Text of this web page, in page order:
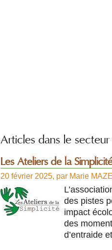
Articles dans le secteur
Les Ateliers de la
20 février 2025, par Marie
des pistes
impact
des
d’entraide